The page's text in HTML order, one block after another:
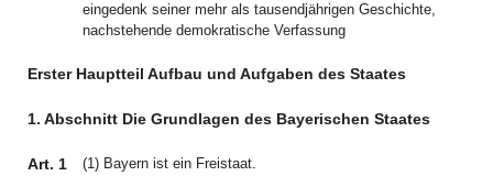
eingedenk seiner mehr als tausendjährigen Geschichte,
nachstehende demokratische Verfassung
Erster Hauptteil Aufbau und Aufgaben des Staates
1. Abschnitt Die Grundlagen des Bayerischen Staates
Art. 1
(1) Bayern ist ein Freistaat.